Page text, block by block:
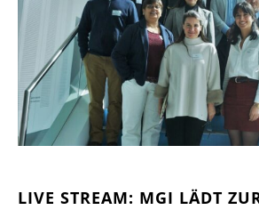
LIVE STREAM: MGI LÄDT